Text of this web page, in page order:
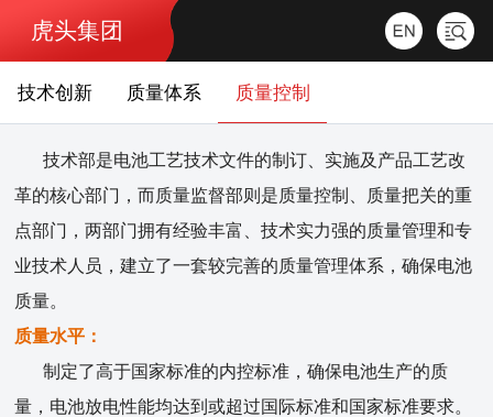
虎头集团
技术创新 质量体系 质量控制
技术部是电池工艺技术文件的制订、实施及产品工艺改
革的核心部门，而质量监督部则是质量控制、质量把关的重
点部门，两部门拥有经验丰富、技术实力强的质量管理和专
业技术人员，建立了一套较完善的质量管理体系，确保电池
质量。
质量水平：
制定了高于国家标准的内控标准，确保电池生产的质
量，电池放电性能均达到或超过国际标准和国家标准要求。